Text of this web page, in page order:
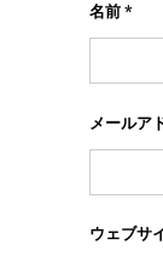
名前*
メールア
ウェブサ